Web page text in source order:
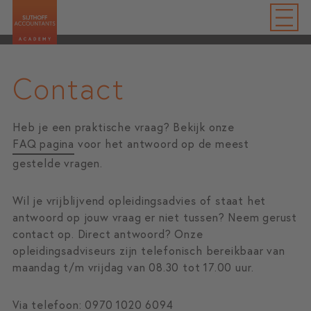
Contact
Heb je een praktische vraag? Bekijk onze
FAQ pagina voor het antwoord op de meest
gestelde vragen.
Wil je vrijblijvend opleidingsadvies of staat het
antwoord op jouw vraag er niet tussen? Neem gerust
contact op. Direct antwoord? Onze
opleidingsadviseurs zijn telefonisch bereikbaar van
maandag t/m vrijdag van 08.30 tot 17.00 uur.
Via telefoon: 0970 1020 6094